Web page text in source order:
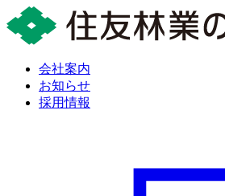
会社案内
お知らせ
採用情報